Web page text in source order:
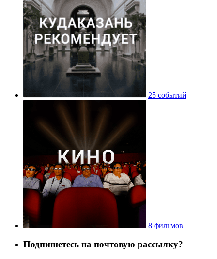
25 событий
8 фильмов
Подпишетесь на почтовую рассылку?